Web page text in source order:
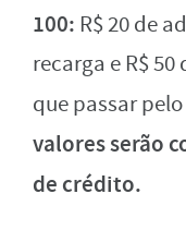
100: R$ 20 de
recarga e R$
que passar
valores serão
de crédito.